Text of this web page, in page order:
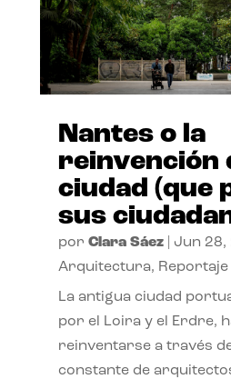
Nantes o la
reinvención
ciudad (que
sus
por Clara Sáez| Jun 28,
Arquitectura, Reportaje
La antigua ciudad
por el Loira y el Erdre,
reinventarse a través
constante de